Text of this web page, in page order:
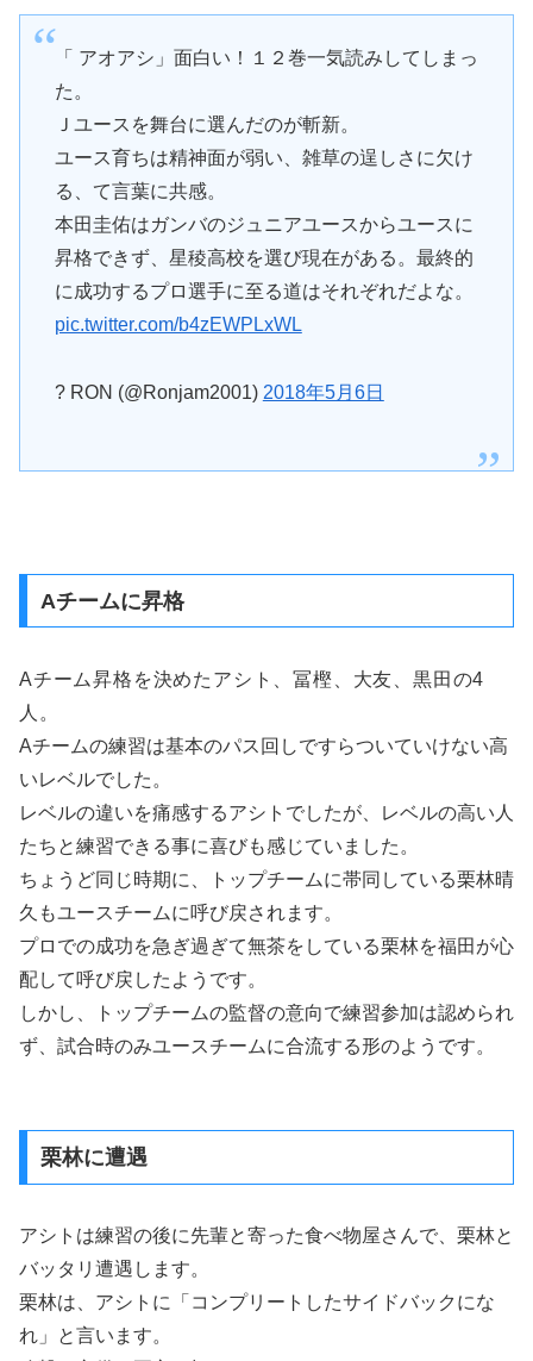
「 アオアシ」面白い！１２巻一気読みしてしまっ
た。
Ｊユースを舞台に選んだのが斬新。
ユース育ちは精神面が弱い、雑草の逞しさに欠け
る、て言葉に共感。
本田圭佑はガンバのジュニアユースからユースに
昇格できず、星稜高校を選び現在がある。最終的
に成功するプロ選手に至る道はそれぞれだよな。
pic.twitter.com/b4zEWPLxWL
? RON (@Ronjam2001) 2018年5月6日
Aチームに昇格
Aチーム昇格を決めたアシト、冨樫、大友、黒田の4
人。
Aチームの練習は基本のパス回しですらついていけない高
いレベルでした。
レベルの違いを痛感するアシトでしたが、レベルの高い人
たちと練習できる事に喜びも感じていました。
ちょうど同じ時期に、トップチームに帯同している栗林晴
久もユースチームに呼び戻されます。
プロでの成功を急ぎ過ぎて無茶をしている栗林を福田が心
配して呼び戻したようです。
しかし、トップチームの監督の意向で練習参加は認められ
ず、試合時のみユースチームに合流する形のようです。
栗林に遭遇
アシトは練習の後に先輩と寄った食べ物屋さんで、栗林と
バッタリ遭遇します。
栗林は、アシトに「コンプリートしたサイドバックにな
れ」と言います。